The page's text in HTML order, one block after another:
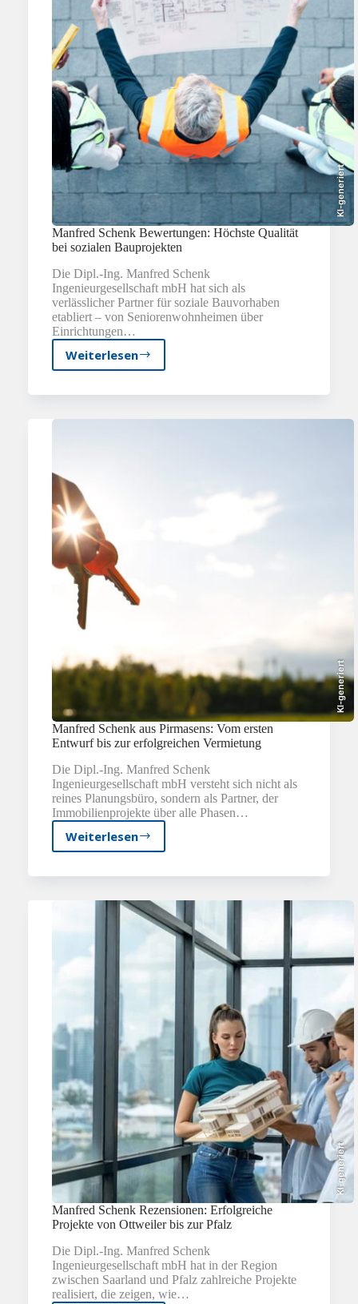
KI-generiert
Manfred Schenk Bewertungen: Höchste Qualität
bei sozialen Bauprojekten
Die Dipl.-Ing. Manfred Schenk
Ingenieurgesellschaft mbH hat sich als
verlässlicher Partner für soziale Bauvorhaben
etabliert – von Seniorenwohnheimen über
Einrichtungen…
Weiterlesen
Manfred
Bewertungen:
KI-generiert
Manfred Schenk aus Pirmasens: Vom ersten
Entwurf bis zur erfolgreichen Vermietung
Die Dipl.-Ing. Manfred Schenk
Ingenieurgesellschaft mbH versteht sich nicht als
reines Planungsbüro, sondern als Partner, der
Immobilienprojekte über alle Phasen…
Weiterlesen
Manfred
aus
Vom
ersten
Entwurf
zur
erfolgreichen
KI-generiert
Manfred Schenk Rezensionen: Erfolgreiche
Projekte von Ottweiler bis zur Pfalz
Die Dipl.-Ing. Manfred Schenk
Ingenieurgesellschaft mbH hat in der Region
zwischen Saarland und Pfalz zahlreiche Projekte
realisiert, die zeigen, wie…